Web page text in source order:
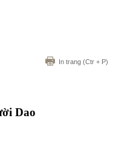
In trang (Ctr + P)
Dao